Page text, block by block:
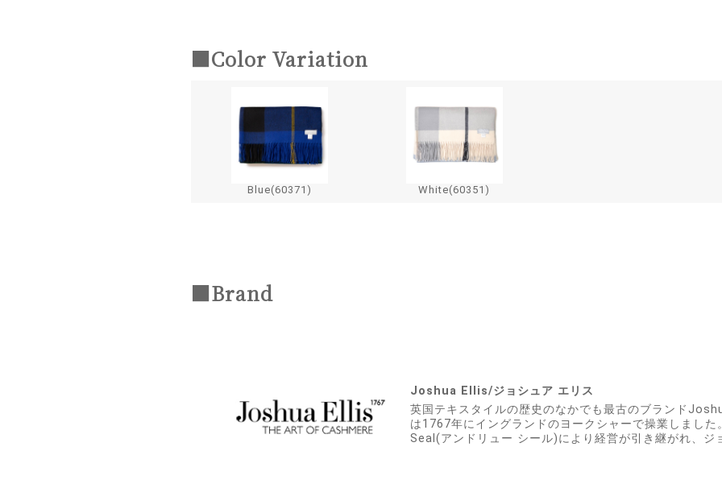
■Color Variation
Blue(60371) White(60351)
■Brand
Joshua Ellis/ジョシュア エリス
英国テキスタイルの歴史のなかでも最古のブランド
は1767年にイングランドのヨークシャーで操業しまし
Seal(アンドリュー シール)により経営が引き継がれ、ジ